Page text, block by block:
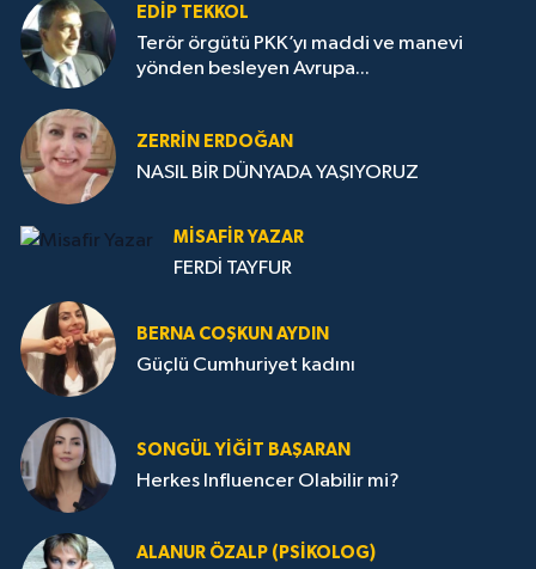
EDIP TEKKOL
Terör örgütü PKK’yı maddi ve manevi
yönden besleyen Avrupa...
ZERRIN ERDOĞAN
NASIL BİR DÜNYADA YAŞIYORUZ
MISAFIR YAZAR
FERDİ TAYFUR
BERNA COŞKUN AYDIN
Güçlü Cumhuriyet kadını
SONGÜL YIĞIT BAŞARAN
Herkes Influencer Olabilir mi?
ALANUR ÖZALP (PSIKOLOG)